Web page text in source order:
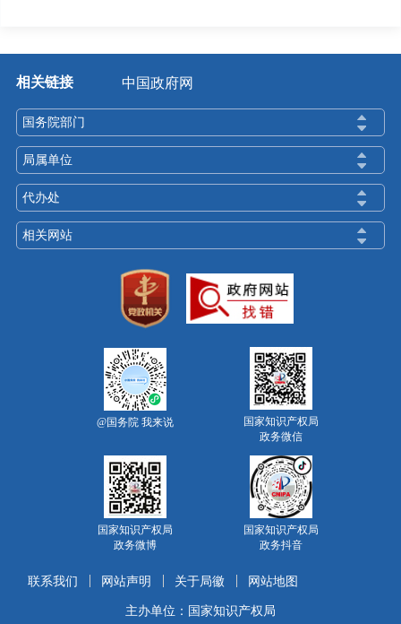
相关链接 中国政府网
国务院部门
局属单位
代办处
相关网站
@国务院 我来说
国家知识产权局
政务微信
国家知识产权局
政务微博
国家知识产权局
政务抖音
联系我们 网站声明 关于局徽 网站地图
主办单位：国家知识产权局